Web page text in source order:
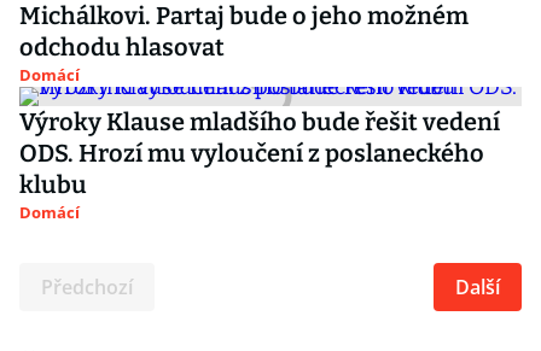
Michálkovi. Partaj bude o jeho možném
odchodu hlasovat
Domácí
Výroky Klause mladšího bude řešit vedení
ODS. Hrozí mu vyloučení z poslaneckého
klubu
Domácí
Předchozí Další